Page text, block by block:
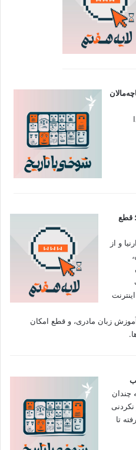
قطع
و از
زبان مادری، و قطع امکان
چندان
تا